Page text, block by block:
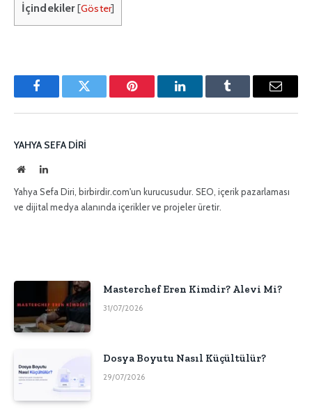
İçindekiler [Göster]
FacebookTwitter Pinterest'inLinkedInTumblr
E-
YAHYA SEFA DIRI
İnternetLinkedIn
Yahya Sefa Diri, birbirdir.com'un kurucusudur. SEO, içerik pazarlaması
ve dijital medya alanında içerikler ve projeler üretir.
Masterchef Eren Kimdir? Alevi Mi?
31/07/2026
Dosya Boyutu Nasıl Küçültülür?
29/07/2026